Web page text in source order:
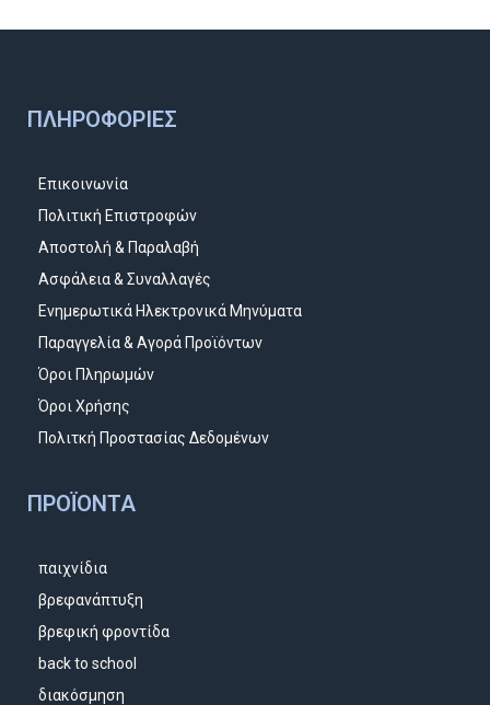
ΠΛΗΡΟΦΟΡΊΕΣ
Επικοινωνία
Πολιτική Επιστροφών
Αποστολή & Παραλαβή
Ασφάλεια & Συναλλαγές
Ενημερωτικά Ηλεκτρονικά Μηνύματα
Παραγγελία & Αγορά Προϊόντων
Όροι Πληρωμών
Όροι Χρήσης
Πολιτκή Προστασίας Δεδομένων
ΠΡΟΪΌΝΤΑ
παιχνίδια
βρεφανάπτυξη
βρεφική φροντίδα
back to school
διακόσμηση